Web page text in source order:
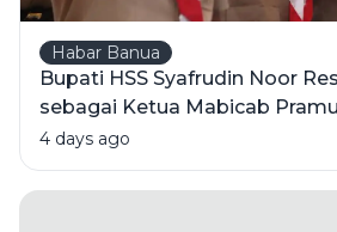
Habar Banua
Bupati HSS Syafrudin Noor
sebagai Ketua Mabicab
Pengurus 2025-2030
4 days ago